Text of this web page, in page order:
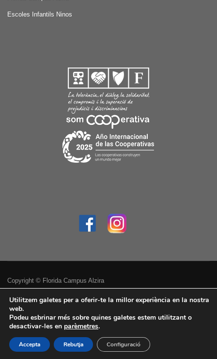
Escoles Infantils Ninos
Copyright © Florida Campus Alzira
Política de privacitat
Avís legal
Accessibilitat
Utilitzem galetes per a oferir-te la millor experiència en la nostra
web.
Podeu esbrinar més sobre quines galetes estem utilitzant o
desactivar-les en parèmetres.
Accepta Rebutja Configuració